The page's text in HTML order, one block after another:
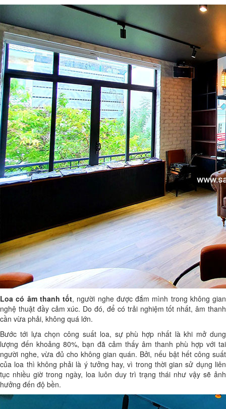
Loa có âm thanh tốt, người nghe được đắm mình trong không gian
nghệ thuật đầy cảm xúc. Do đó, để có trải nghiệm tốt nhất, âm thanh
cần vừa phải, không quá lớn.
Bước tới lựa chọn công suất loa, sự phù hợp nhất là khi mở dung
lượng đến khoảng 80%, bạn đã cảm thấy âm thanh phù hợp với tai
người nghe, vừa đủ cho không gian quán. Bởi, nếu bật hết công suất
của loa thì không phải là ý tưởng hay, vì trong thời gian sử dụng liên
tục nhiều giờ trong ngày, loa luôn duy trì trạng thái như vậy sẽ ảnh
hưởng đến độ bền.